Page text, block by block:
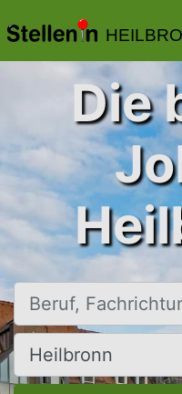
Die
Beruf, Fachrichtung,
Ort, Stadt